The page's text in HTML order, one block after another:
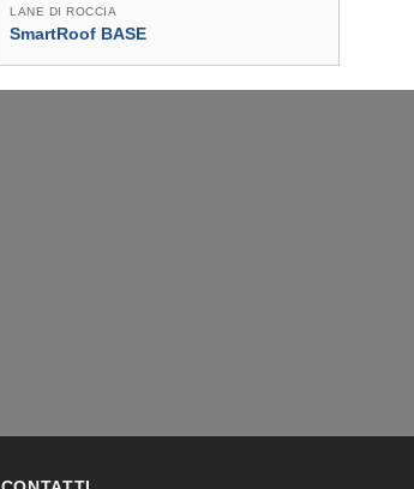
LANE DI ROCCIA
SmartRoof BASE